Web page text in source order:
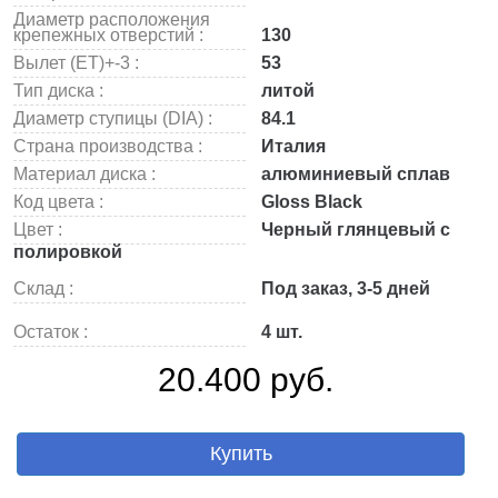
Диаметр расположения
крепежных отверстий :
130
Вылет (ET)+-3 :
53
Тип диска :
литой
Диаметр ступицы (DIA) :
84.1
Страна производства :
Италия
Материал диска :
алюминиевый сплав
Код цвета :
Gloss Black
Цвет :
Черный глянцевый с
полировкой
Склад :
Под заказ, 3-5 дней
Остаток : 4 шт.
20.400 руб.
Купить